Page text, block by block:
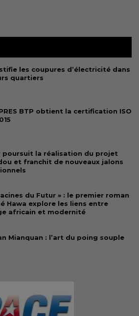
les coupures d’électricité dans
quartiers
BTP obtient la certification ISO
poursuit la réalisation du projet
et franchit de nouveaux jalons
du Futur » : le premier roman
Hawa explore les liens entre
africain et modernité
Mianquan : l’art du poing souple